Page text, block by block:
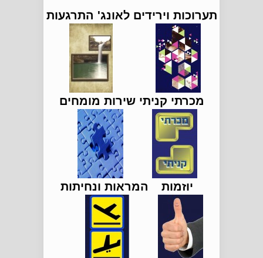
תערוכות וירידים לאונג' התרגעות
מכרתי קניתי שירות מומחים
יוזמות המראות ונחיתות